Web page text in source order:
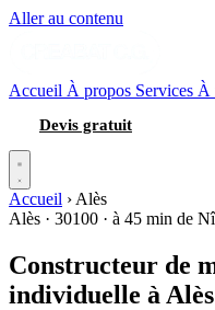
Aller au contenu
Accueil À propos Services À
Devis gratuit
Accueil › Alès
Alès · 30100 · à 45 min de
Constructeur de
individuelle à Alès